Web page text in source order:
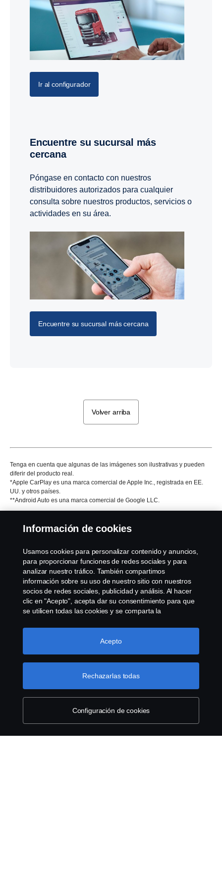
Ir al configurador
Encuentre su sucursal más
cercana
Póngase en contacto con nuestros
distribuidores autorizados para cualquier
consulta sobre nuestros productos, servicios o
actividades en su área.
Encuentre su sucursal más cercana
Volver arriba
Tenga en cuenta que algunas de las imágenes son ilustrativas y pueden
diferir del producto real.
*Apple CarPlay es una marca comercial de Apple Inc., registrada en EE.
UU. y otros países.
**Android Auto es una marca comercial de Google LLC.
Productos
Sobre Scania
Información de cookies
Usamos cookies para personalizar contenido y anuncios,
para proporcionar funciones de redes sociales y para
analizar nuestro tráfico. También compartimos
información sobre su uso de nuestro sitio con nuestros
socios de redes sociales, publicidad y análisis. Al hacer
clic en "Acepto", acepta dar su consentimiento para que
se utilicen todas las cookies y se comparta la
haciendo clic en "Configuración de cookies" y
seleccionando las categorías que desea aceptar. Para
Más información
Configuración de cookies
Rechazarlas todas
Acepto